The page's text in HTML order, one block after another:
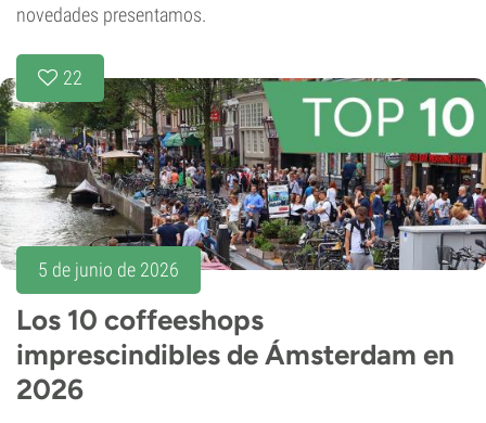
novedades presentamos.
22
5 de junio de 2026
Los 10 coffeeshops
imprescindibles de Ámsterdam en
2026